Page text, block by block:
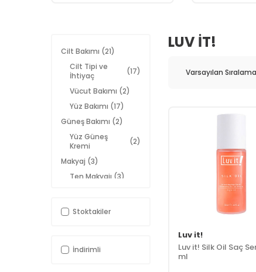
Cilt Bakımı (21)
Cilt Tipi ve
İhtiyaç
(17)
Vücut Bakımı (2)
Yüz Bakımı (17)
Güneş Bakımı (2)
Yüz Güneş
Kremi
(2)
Makyaj (3)
Ten Makyajı (3)
Saç Serumu
Stoktakiler
İndirimli
LUV IT!
Luv it!
Luv it! Silk Oil Saç
ml